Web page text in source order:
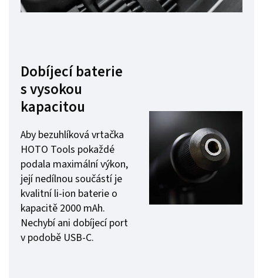
Dobíjecí baterie
s vysokou
kapacitou
Aby bezuhlíková vrtačka
HOTO Tools pokaždé
podala maximální výkon,
její nedílnou součástí je
kvalitní li-ion baterie o
kapacitě 2000 mAh.
Nechybí ani dobíjecí port
v podobě USB-C.